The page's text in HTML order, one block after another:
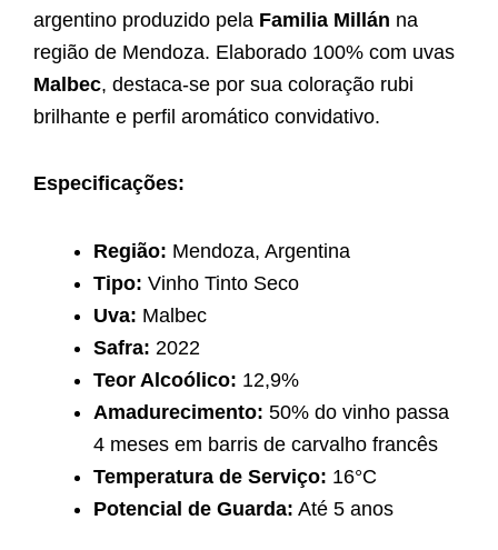
argentino produzido pela Familia Millán na
região de Mendoza. Elaborado 100% com uvas
Malbec, destaca-se por sua coloração rubi
brilhante e perfil aromático convidativo.
Especificações:
Região: Mendoza, Argentina
Tipo: Vinho Tinto Seco
Uva: Malbec
Safra: 2022
Teor Alcoólico: 12,9%
Amadurecimento: 50% do vinho passa
4 meses em barris de carvalho francês
Temperatura de Serviço: 16°C
Potencial de Guarda: Até 5 anos